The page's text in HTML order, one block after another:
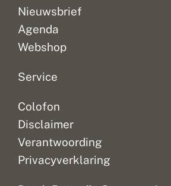
Nieuwsbrief
Agenda
Webshop
Service
Colofon
Disclaimer
Verantwoording
Privacyverklaring